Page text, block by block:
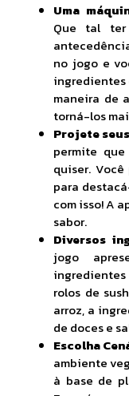
Uma
Que tal ter
no jogo e
ingredientes
maneira de
torná-los
Projete
permite
quiser.
para
com isso! A
sabor.
Diversos
jogo
rolos de
arroz, a
de doces e
Escolha
ambiente
à base de